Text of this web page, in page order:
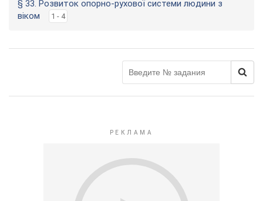
§ 33. Розвиток опорно-рухової системи людини з
віком
1 - 4